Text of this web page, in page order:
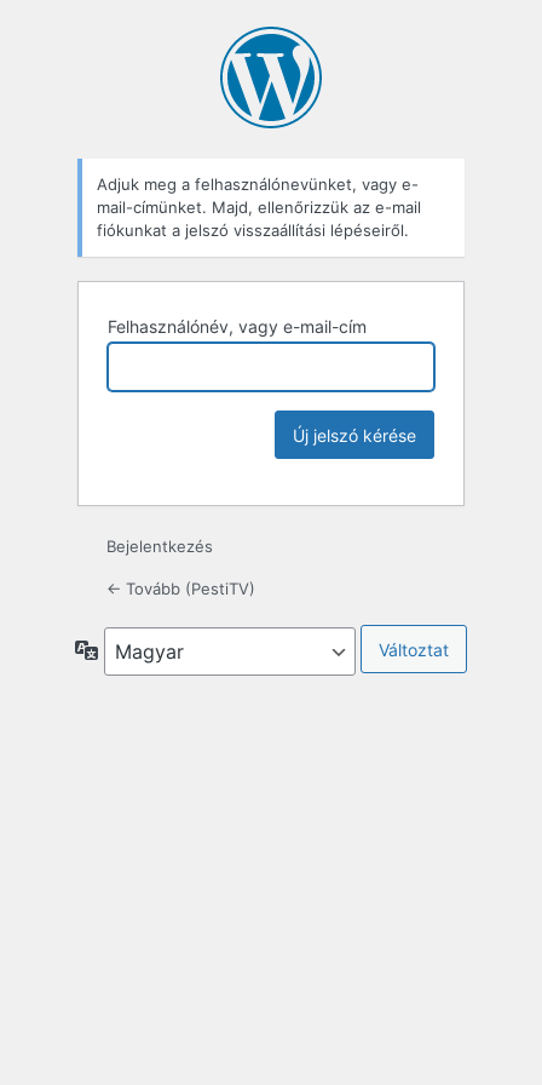
Adjuk meg a felhasználónevünket, vagy e-
mail-címünket. Majd, ellenőrizzük az e-mail
fiókunkat a jelszó visszaállítási lépéseiről.
Felhasználónév, vagy e-mail-cím
Bejelentkezés
← Tovább (PestiTV)
Nyelv